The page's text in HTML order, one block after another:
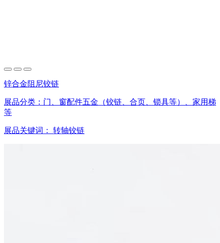
锌合金阻尼铰链
展品分类： 门、窗配件五金（铰链、合页、锁具等）、家用梯
等
展品关键词： 转轴铰链